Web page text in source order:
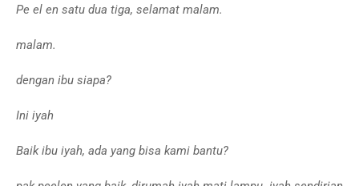
Pe el en satu dua tiga, selamat malam.
malam.
dengan ibu siapa?
Ini iyah
Baik ibu iyah, ada yang bisa kami bantu?